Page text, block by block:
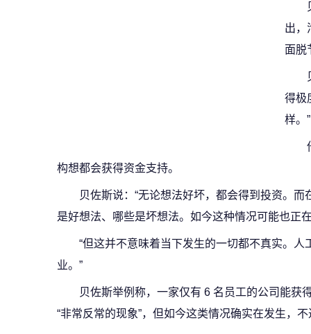
出，
面脱
得极
样。”
构想都会获得资金支持。
贝佐斯说：“无论想法好坏，都会得到投资。
是好想法、哪些是坏想法。如今这种情况可能也正
“但这并不意味着当下发生的一切都不真实。
业。”
贝佐斯举例称，一家仅有 6 名员工的公司能获
“非常反常的现象”，但如今这类情况确实在发生，